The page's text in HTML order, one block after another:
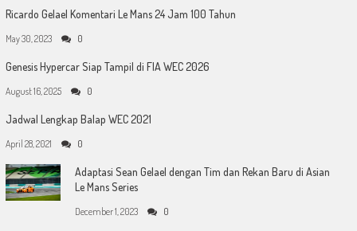
Ricardo Gelael Komentari Le Mans 24 Jam 100 Tahun
May 30, 2023 0
Genesis Hypercar Siap Tampil di FIA WEC 2026
August 16, 2025 0
Jadwal Lengkap Balap WEC 2021
April 28, 2021 0
Adaptasi Sean Gelael dengan Tim dan Rekan Baru di Asian
Le Mans Series
December 1, 2023 0